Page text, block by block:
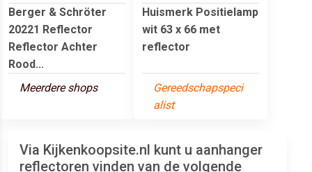
Berger & Schröter
20221 Reflector
Reflector Achter
Rood...
Meerdere shops
Huismerk Positielamp
wit 63 x 66 met
reflector
Gereedschapspeci
alist
Via Kijkenkoopsite.nl kunt u aanhanger
reflectoren vinden van de volgende